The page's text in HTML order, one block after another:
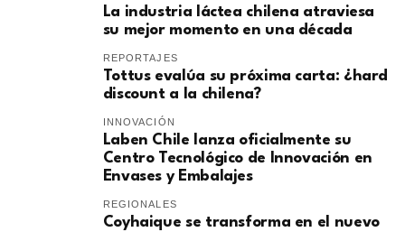
La industria láctea chilena atraviesa
su mejor momento en una década
REPORTAJES
Tottus evalúa su próxima carta: ¿hard
discount a la chilena?
INNOVACIÓN
Laben Chile lanza oficialmente su
Centro Tecnológico de Innovación en
Envases y Embalajes
REGIONALES
Coyhaique se transforma en el nuevo